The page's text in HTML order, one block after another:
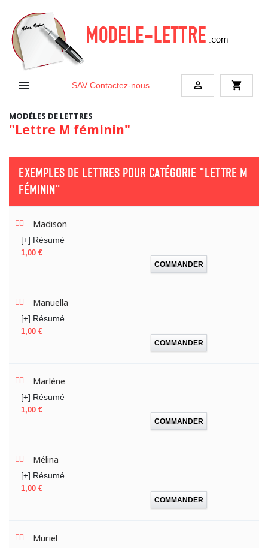
 SAV Contactez-nous  shopping_cart
MODÈLES DE LETTRES
"Lettre M féminin"
EXEMPLES DE LETTRES POUR CATÉGORIE "LETTRE M
FÉMININ"
Madison
[+] Résumé
Prix
1,00 €
COMMANDER
Manuella
[+] Résumé
Prix
1,00 €
COMMANDER
Marlène
[+] Résumé
Prix
1,00 €
COMMANDER
Mélina
[+] Résumé
Prix
1,00 €
COMMANDER
Muriel